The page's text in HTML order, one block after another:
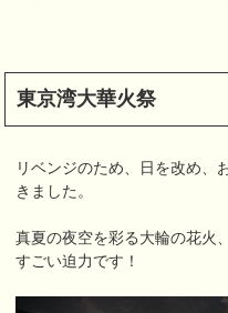
東京湾大華火祭
リベンジのため、日を改め、
きました。
真夏の夜空を彩る大輪の花火
すごい迫力です！